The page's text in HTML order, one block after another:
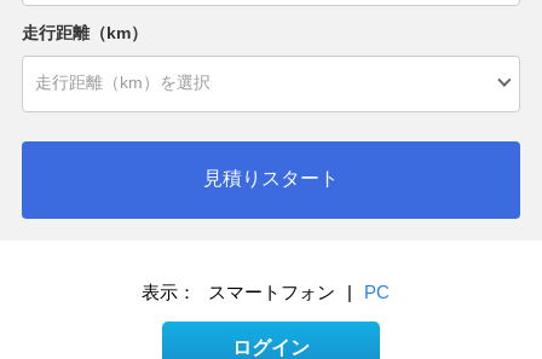
走行距離（km）
見積りスタート
表示： スマートフォン | PC
ログイン